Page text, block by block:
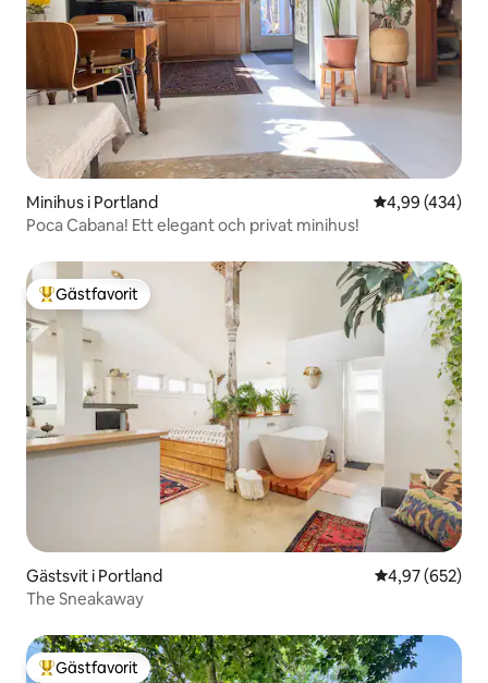
Minihus i Portland 4,99 av 5 i
4,99 (434)
Poca Cabana! Ett elegant och privat minihus!
Populär gästfavorit
Gästfavorit
Gästsvit i Portland 4,97 av 5 i
4,97 (652)
The Sneakaway
Populär gästfavorit
Gästfavorit